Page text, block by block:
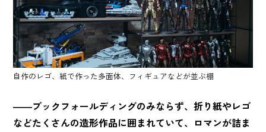
自作のレゴ、紙で作った多面体、フィギュアなどが並ぶ棚
――ブックフォールディングのみならず、折り紙やレゴ
などたくさんの造形作品に囲まれていて、ロマンが詰ま